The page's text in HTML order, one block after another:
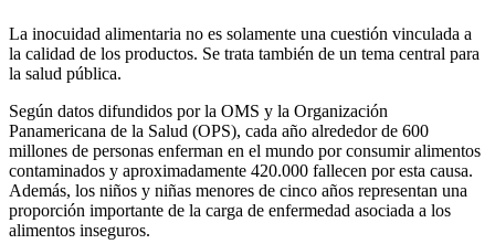
La inocuidad alimentaria no es solamente una cuestión vinculada a
la calidad de los productos. Se trata también de un tema central para
la salud pública.
Según datos difundidos por la OMS y la Organización
Panamericana de la Salud (OPS), cada año alrededor de 600
millones de personas enferman en el mundo por consumir alimentos
contaminados y aproximadamente 420.000 fallecen por esta causa.
Además, los niños y niñas menores de cinco años representan una
proporción importante de la carga de enfermedad asociada a los
alimentos inseguros.